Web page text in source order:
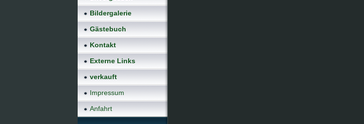
Bildergalerie
Gästebuch
Kontakt
Externe Links
verkauft
Impressum
Anfahrt